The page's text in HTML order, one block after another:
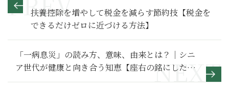
扶養控除を増やして税金を減らす節約技【税金を
できるだけゼロに近づける方法】
「一病息災」の読み方、意味、由来とは？｜シニ
ア世代が健康と向き合う知恵【座右の銘にしたい
言葉】